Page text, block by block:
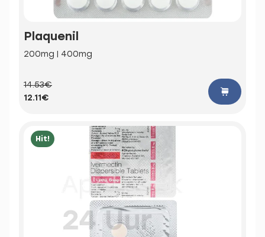
Plaquenil
200mg | 400mg
14.53€
12.11€
Hit!